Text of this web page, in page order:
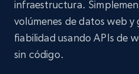
infraestructura.
volúmenes de datos web
fiabilidad usando APIs de
sin código.